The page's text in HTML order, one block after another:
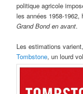
politique agricole
les années 1958-
Grand Bond en avant.
Les estimations
Tombstone, un lourd